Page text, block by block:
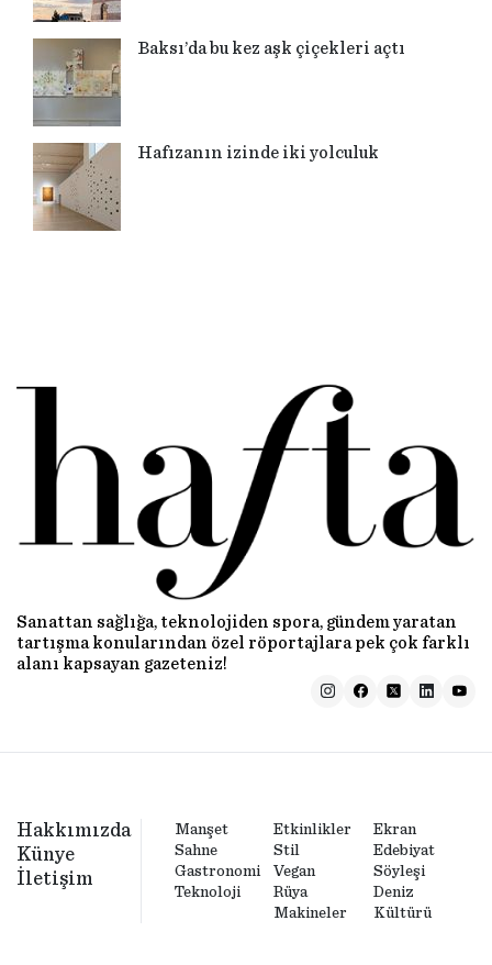
Baksı’da bu kez aşk çiçekleri açtı
Hafızanın izinde iki yolculuk
Sanattan sağlığa, teknolojiden spora, gündem yaratan
tartışma konularından özel röportajlara pek çok farklı
alanı kapsayan gazeteniz!
Hakkımızda
Künye
İletişim
Manşet Etkinlikler
Ekran
Sahne
Stil
Edebiyat
Gastronomi
Vegan
Söyleşi
Teknoloji
Rüya
Makineler
Deniz
Kültürü